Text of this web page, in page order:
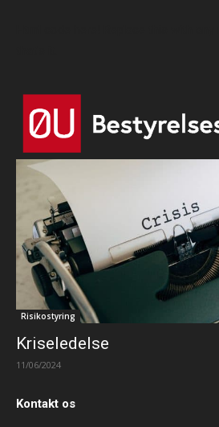
Risikostyring
Kriseledelse
11/06/2024
Kontakt os